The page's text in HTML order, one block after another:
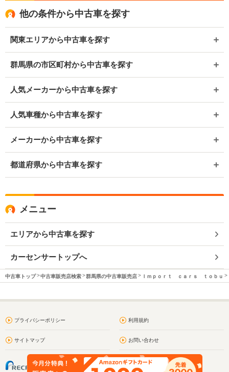
他の条件から中古車を探す
関東エリアから中古車を探す
群馬県の市区町村から中古車を探す
人気メーカーから中古車を探す
人気車種から中古車を探す
メーカーから中古車を探す
都道府県から中古車を探す
メニュー
エリアから中古車を探す
カーセンサートップへ
中古車トップ 中古車販売店検索 群馬県の中古車販売店 Ｉｍｐｏｒｔ ｃａｒｓ ｔｏｂｕ
プライバシーポリシー 利用規約
サイトマップ お問い合わせ